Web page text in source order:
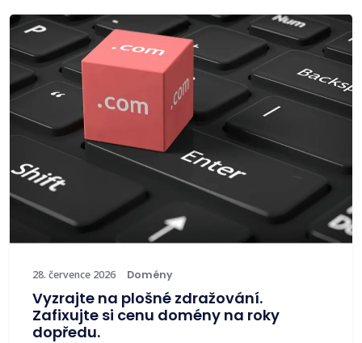
28. července 2026 Domény
Vyzrajte na plošné zdražování.
Zafixujte si cenu domény na roky
dopředu.